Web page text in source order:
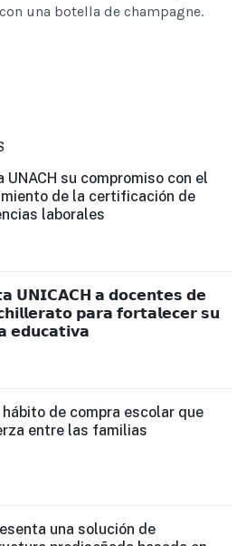
una botella de champagne.
UNACH su compromiso con el
de la certificación de
laborales
𝗨𝗡𝗜𝗖𝗔𝗖𝗛 𝗮 𝗱𝗼𝗰𝗲𝗻𝘁𝗲𝘀 𝗱𝗲
𝗽𝗮𝗿𝗮 𝗳𝗼𝗿𝘁𝗮𝗹𝗲𝗰𝗲𝗿 𝘀𝘂
𝗲𝗱𝘂𝗰𝗮𝘁𝗶𝘃𝗮
hábito de compra escolar que
entre las familias
una solución de